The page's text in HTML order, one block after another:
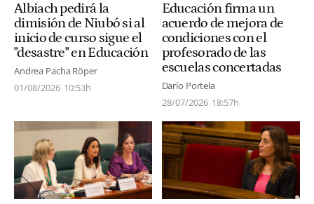
Albiach pedirá la
dimisión de Niubó si al
inicio de curso sigue el
"desastre" en Educación
Andrea Pacha Röper
01/08/2026 10:53h
Educación firma un
acuerdo de mejora de
condiciones con el
profesorado de las
escuelas concertadas
Darío Portela
28/07/2026 18:57h